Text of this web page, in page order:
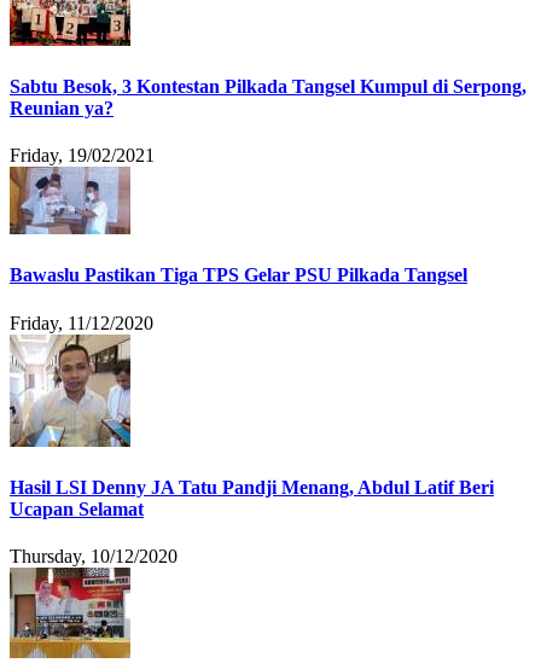
Sabtu Besok, 3 Kontestan Pilkada Tangsel Kumpul di Serpong,
Reunian ya?
Friday, 19/02/2021
Bawaslu Pastikan Tiga TPS Gelar PSU Pilkada Tangsel
Friday, 11/12/2020
Hasil LSI Denny JA Tatu Pandji Menang, Abdul Latif Beri
Ucapan Selamat
Thursday, 10/12/2020